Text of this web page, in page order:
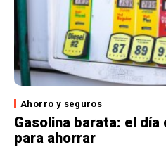
Ahorro y seguros
Gasolina barata: el día
para ahorrar